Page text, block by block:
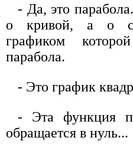
- Да, это
о кривой, а о
графиком
парабола.
- Это график
- Эта функция
обращается в нуль...